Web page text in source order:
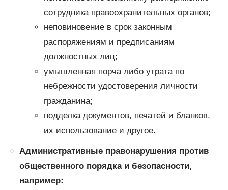
сотрудника правоохранительных органов;
неповиновение в срок законным
распоряжениям и предписаниям
должностных лиц;
умышленная порча либо утрата по
небрежности удостоверения личности
гражданина;
подделка документов, печатей и бланков,
их использование и другое.
Административные правонарушения против
общественного порядка и безопасности,
например: